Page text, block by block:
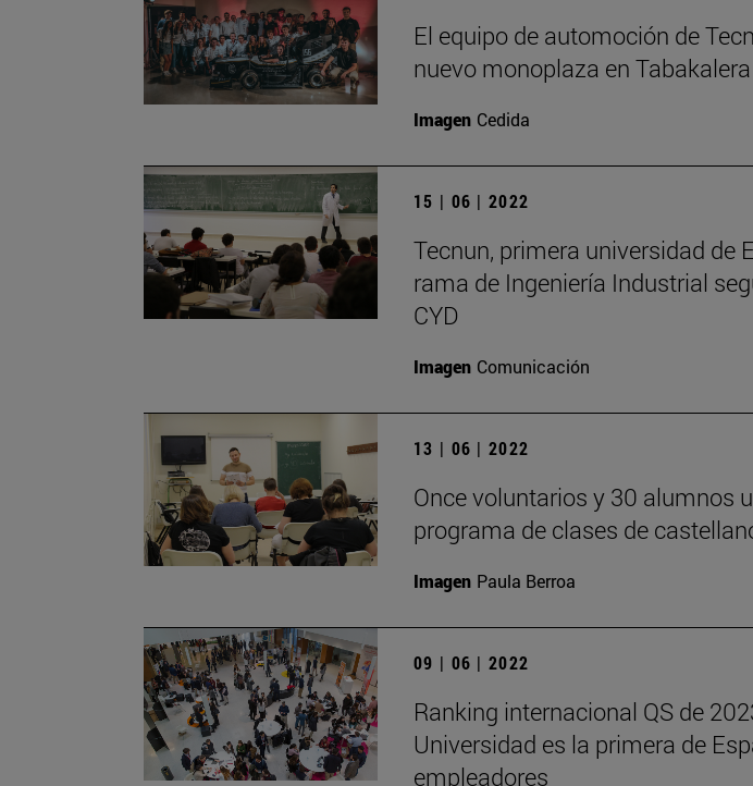
El equipo de automoción de
nuevo monoplaza en Tabakalera
Imagen Cedida
15 | 06 | 2022
Tecnun, primera universidad de
rama de Ingeniería Industrial
CYD
Imagen Comunicación
13 | 06 | 2022
Once voluntarios y 30 alumnos
programa de clases de
Imagen Paula Berroa
09 | 06 | 2022
Ranking internacional QS de
Universidad es la primera de
empleadores